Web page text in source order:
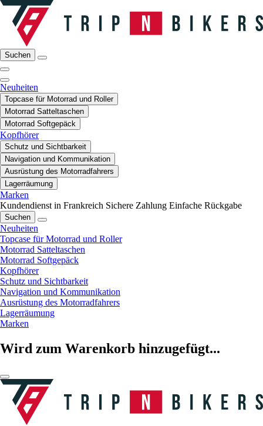
Suchen
Neuheiten
Topcase für Motorrad und Roller
Motorrad Satteltaschen
Motorrad Softgepäck
Kopfhörer
Schutz und Sichtbarkeit
Navigation und Kommunikation
Ausrüstung des Motorradfahrers
Lagerräumung
Marken
Kundendienst in Frankreich Sichere Zahlung Einfache Rückgabe
Suchen
Neuheiten
Topcase für Motorrad und Roller
Motorrad Satteltaschen
Motorrad Softgepäck
Kopfhörer
Schutz und Sichtbarkeit
Navigation und Kommunikation
Ausrüstung des Motorradfahrers
Lagerräumung
Marken
Wird zum Warenkorb hinzugefügt...